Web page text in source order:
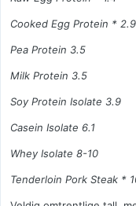
Cooked Egg Protein * 2.9
Pea Protein 3.5
Milk Protein 3.5
Soy Protein Isolate 3.9
Casein Isolate 6.1
Whey Isolate 8-10
Tenderloin Pork Steak *